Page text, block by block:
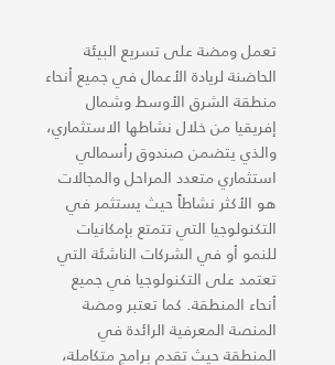
تعمل ومضة على تسريع البيئة
الحاضنة لريادة الأعمال في جميع أنحاء
منطقة الشرق الأوسط وشمال
إفريقيا من خلال نشاطها الاستثماري،
والذي يتضمن صندوق رأسمالي
استثماري متعدد المراحل والمجالات
هو الأكثر نشاطاً حيث يستثمر في
التكنولوجيا التي تتمتع بإمكانيات
للنمو أو في الشركات الناشئة التي
تعتمد على التكنولوجيا في جميع
أنحاء المنطقة. كما تعتبر ومضة
المنصة المعرفية الرائدة في
المنطقة حيث تقدم برامج متكاملة،